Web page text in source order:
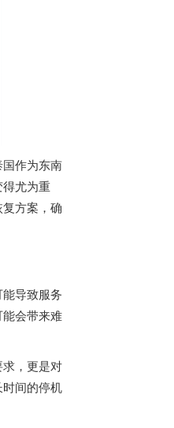
作为东南
尤为重
方案，确
导致服务
会带来难
，更是对
间的停机